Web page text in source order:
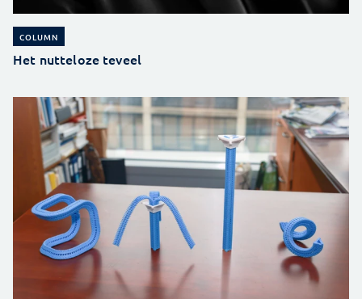
COLUMN
Het nutteloze teveel